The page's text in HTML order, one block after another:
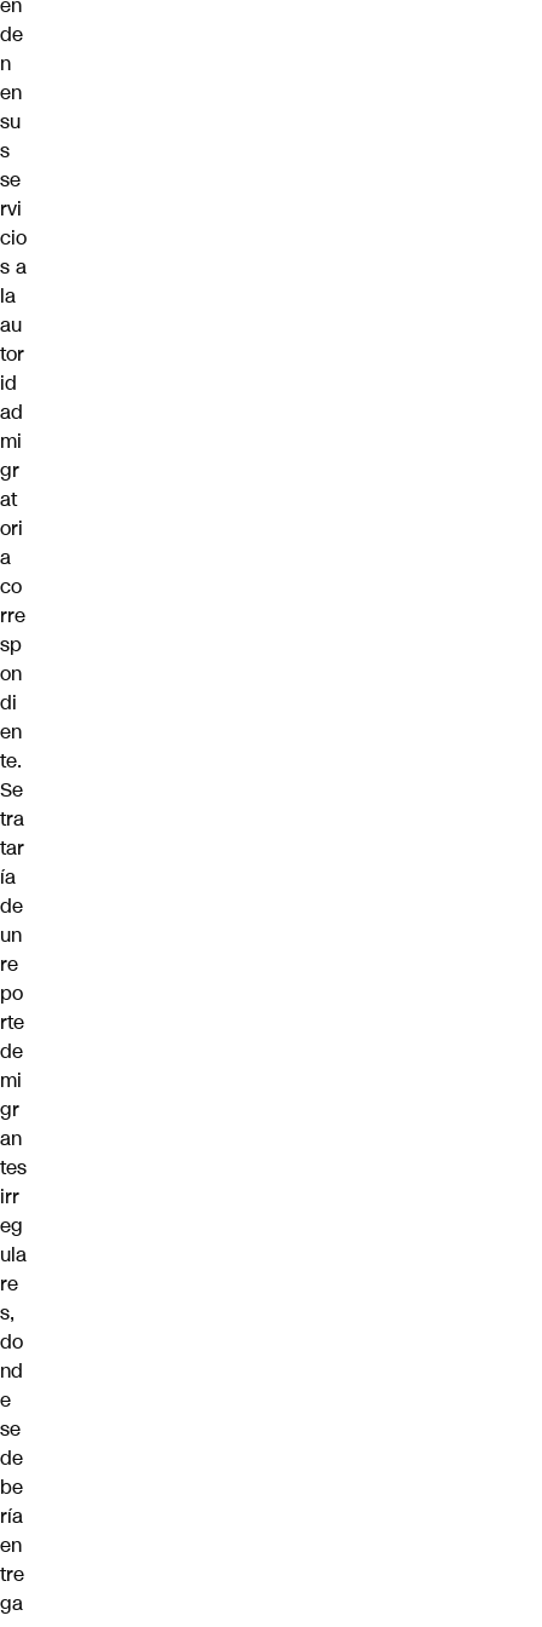
de
n
en
su
s
se
rvi
cio
s a
la
au
tor
id
ad
mi
gr
at
ori
a
co
rre
sp
on
di
en
te.
Se
tra
tar
ía
de
un
re
po
rte
de
mi
gr
an
tes
irr
eg
ula
re
s,
do
nd
e
se
de
be
ría
en
tre
ga